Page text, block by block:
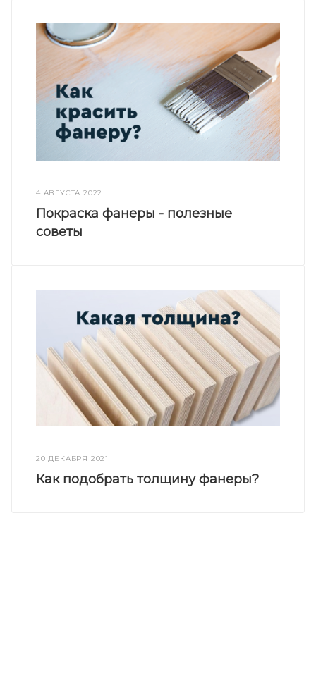
4 АВГУСТА 2022
Покраска фанеры - полезные
советы
20 ДЕКАБРЯ 2021
Как подобрать толщину фанеры?